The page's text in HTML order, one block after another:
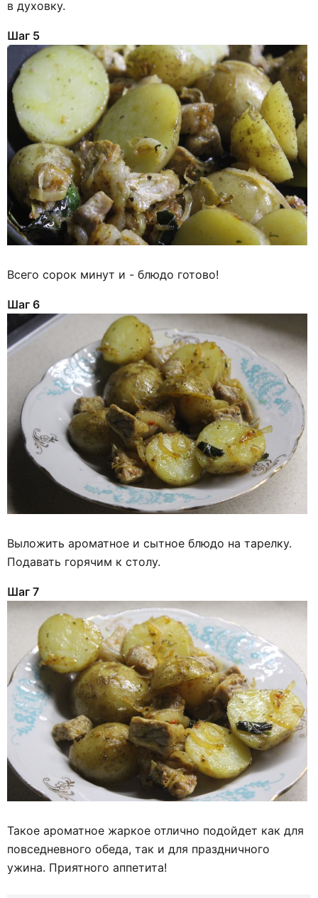
в духовку.
Шаг 5
Всего сорок минут и - блюдо готово!
Шаг 6
Выложить ароматное и сытное блюдо на тарелку.
Подавать горячим к столу.
Шаг 7
Такое ароматное жаркое отлично подойдет как для
повседневного обеда, так и для праздничного
ужина. Приятного аппетита!